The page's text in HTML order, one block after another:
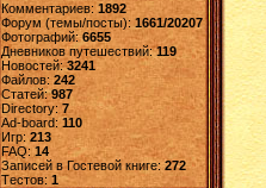
Комментариев: 1892
Форум (темы/посты):1661/20207
Фотографий:6655
Дневников путешествий:119
Новостей:3241
Файлов: 242
Статей:987
Directory: 7
Ad-board:110
Игр: 213
FAQ:14
Записей в Гостевой книге:272
Tестов: 1